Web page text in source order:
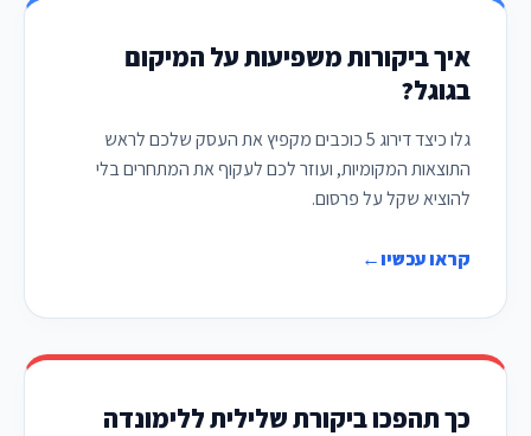
איך ביקורות משפיעות על המיקום
בגוגל?
גלו כיצד דירוג 5 כוכבים מקפיץ את העסק שלכם לראש
התוצאות המקומיות, ועוזר לכם לעקוף את המתחרים בלי
להוציא שקל על פרסום.
קראו עכשיו←
כך תהפכו ביקורת שלילית ללימונדה